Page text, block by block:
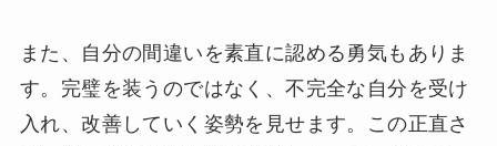
また、自分の間違いを素直に認める勇気もありま
す。完璧を装うのではなく、不完全な自分を受け
入れ、改善していく姿勢を見せます。この正直さ